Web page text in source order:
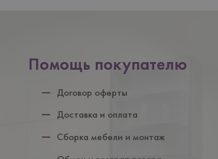
Помощь покупателю
Договор оферты
Доставка и оплата
Сборка мебели и монтаж